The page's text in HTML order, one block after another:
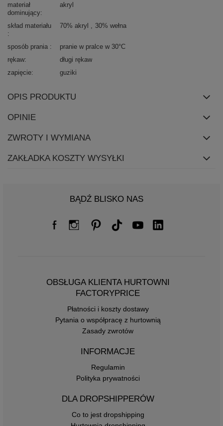
materiał
dominujący
akryl
skład materiału 70% akryl 30% wełna
sposób prania
pranie w pralce w 30°C
rękaw
długi rękaw
zapięcie
guziki
OPIS PRODUKTU
OPINIE
ZWROTY I WYMIANA
ZAKŁADKA KOSZTY WYSYŁKI
BĄDŹ BLISKO NAS
OBSŁUGA KLIENTA HURTOWNI
FACTORYPRICE
Płatności i koszty dostawy
Pytania o współpracę z hurtownią
Zasady zwrotów
INFORMACJE
Regulamin
Polityka prywatności
DLA DROPSHIPPERÓW
Co to jest dropshipping